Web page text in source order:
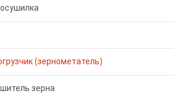
(зернометатель)
зерна